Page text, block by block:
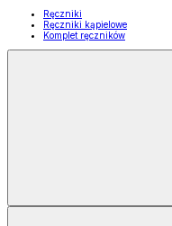
Ręczniki
Ręczniki kąpielowe
Komplet ręczników